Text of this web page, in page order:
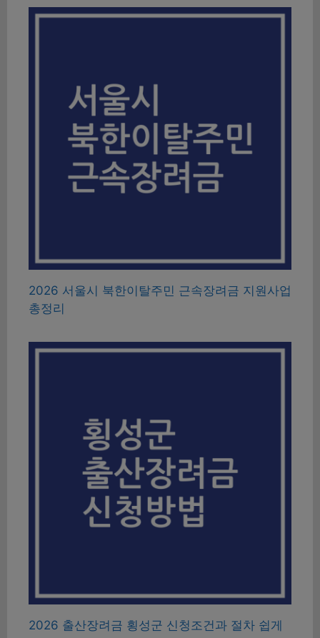
2026 서울시 북한이탈주민 근속장려금 지원사업
총정리
2026 출산장려금 횡성군 신청조건과 절차 쉽게